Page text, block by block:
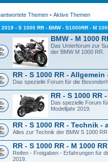
Themen • Aktive Themen
2019 - S 1000 RR - BMW - S1000RR - M
BMW - M 1000
Das Unterforum zur
der BMW M 1000 RR.
RR - S 1000 RR - Allgemein
Das spezielle Forum für die
RR - S 1000 RR
Das spezielle Forum
Modelljahr 2019.
RR - S 1000 RR - Technik -
Alles zur Technik der BMW S 1000
RR - S 1000 RR - M 1000
Reifen - Freigaben - Erfahrungen für
2019.